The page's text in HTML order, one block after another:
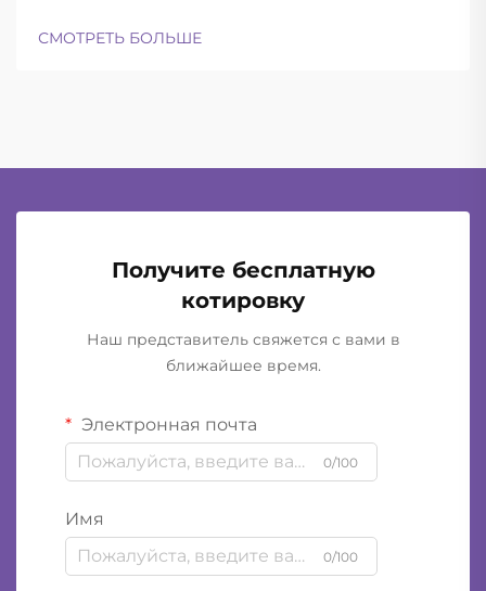
шлемы успешно находят баланс между
СМОТРЕТЬ БОЛЬШЕ
Получите бесплатную
котировку
Наш представитель свяжется с вами в
ближайшее время.
Электронная почта
0/100
Имя
0/100